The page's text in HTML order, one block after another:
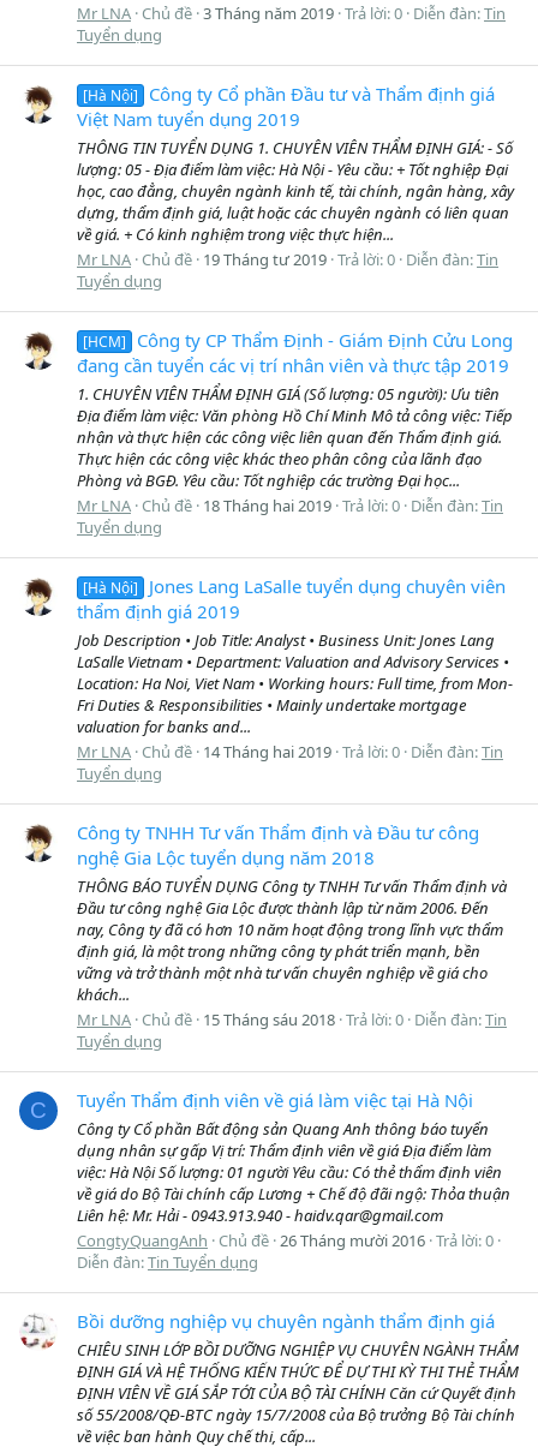
Mr LNA Chủ đề 3 Tháng năm 2019 Trả lời: 0 Diễn đàn:Tin
Tuyển dụng
[Hà Nội]
Công ty Cổ phần Đầu tư và Thẩm định giá
Việt Nam tuyển dụng 2019
THÔNG TIN TUYỂN DỤNG 1. CHUYÊN VIÊN THẨM ĐỊNH GIÁ: - Số
lượng: 05 - Địa điểm làm việc: Hà Nội - Yêu cầu: + Tốt nghiệp Đại
học, cao đẳng, chuyên ngành kinh tế, tài chính, ngân hàng, xây
dựng, thẩm định giá, luật hoặc các chuyên ngành có liên quan
về giá. + Có kinh nghiệm trong việc thực hiện...
Mr LNA Chủ đề 19 Tháng tư 2019 Trả lời: 0 Diễn đàn:Tin
Tuyển dụng
[HCM]
Công ty CP Thẩm Định - Giám Định Cửu Long
đang cần tuyển các vị trí nhân viên và thực tập 2019
1. CHUYÊN VIÊN THẨM ĐỊNH GIÁ (Số lượng: 05 người): Ưu tiên
Địa điểm làm việc: Văn phòng Hồ Chí Minh Mô tả công việc: Tiếp
nhận và thực hiện các công việc liên quan đến Thẩm định giá.
Thực hiện các công việc khác theo phân công của lãnh đạo
Phòng và BGĐ. Yêu cầu: Tốt nghiệp các trường Đại học...
Mr LNA Chủ đề 18 Tháng hai 2019 Trả lời: 0 Diễn đàn:Tin
Tuyển dụng
[Hà Nội]
Jones Lang LaSalle tuyển dụng chuyên viên
thẩm định giá 2019
Job Description • Job Title: Analyst • Business Unit: Jones Lang
LaSalle Vietnam • Department: Valuation and Advisory Services •
Location: Ha Noi, Viet Nam • Working hours: Full time, from Mon-
Fri Duties & Responsibilities • Mainly undertake mortgage
valuation for banks and...
Mr LNA Chủ đề 14 Tháng hai 2019 Trả lời: 0 Diễn đàn:Tin
Tuyển dụng
Công ty TNHH Tư vấn Thẩm định và Đầu tư công
nghệ Gia Lộc tuyển dụng năm 2018
THÔNG BÁO TUYỂN DỤNG Công ty TNHH Tư vấn Thẩm định và
Đầu tư công nghệ Gia Lộc được thành lập từ năm 2006. Đến
nay, Công ty đã có hơn 10 năm hoạt động trong lĩnh vực thẩm
định giá, là một trong những công ty phát triển mạnh, bền
vững và trở thành một nhà tư vấn chuyên nghiệp về giá cho
khách...
Mr LNA Chủ đề 15 Tháng sáu 2018 Trả lời: 0 Diễn đàn:Tin
Tuyển dụng
C Tuyển Thẩm định viên về giá làm việc tại Hà Nội
Công ty Cổ phần Bất động sản Quang Anh thông báo tuyển
dụng nhân sự gấp Vị trí: Thẩm định viên về giá Địa điểm làm
việc: Hà Nội Số lượng: 01 người Yêu cầu: Có thẻ thẩm định viên
về giá do Bộ Tài chính cấp Lương + Chế độ đãi ngộ: Thỏa thuận
Liên hệ: Mr. Hải - 0943.913.940 - haidv.qar@gmail.com
CongtyQuangAnh Chủ đề 26 Tháng mười 2016 Trả lời: 0
Diễn đàn:Tin Tuyển dụng
Bồi dưỡng nghiệp vụ chuyên ngành thẩm định giá
CHIÊU SINH LỚP BỒI DƯỠNG NGHIỆP VỤ CHUYÊN NGÀNH THẨM
ĐỊNH GIÁ VÀ HỆ THỐNG KIẾN THỨC ĐỂ DỰ THI KỲ THI THẺ THẨM
ĐỊNH VIÊN VỀ GIÁ SẮP TỚI CỦA BỘ TÀI CHÍNH Căn cứ Quyết định
số 55/2008/QĐ-BTC ngày 15/7/2008 của Bộ trưởng Bộ Tài chính
về việc ban hành Quy chế thi, cấp...